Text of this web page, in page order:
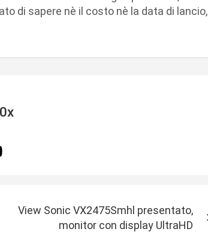
di sapere nè il costo nè la data di lancio,
View Sonic VX2475Smhl presentato,
monitor con display UltraHD